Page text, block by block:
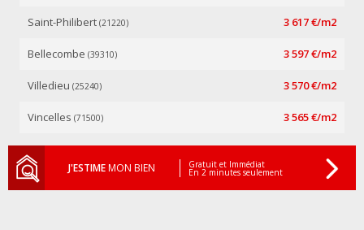
Saint-Philibert (21220) 3 617 €/m2
Bellecombe (39310) 3 597 €/m2
Villedieu (25240) 3 570 €/m2
Vincelles (71500) 3 565 €/m2
J'ESTIMEMON BIEN Gratuit et Immédiat
En 2 minutes seulement